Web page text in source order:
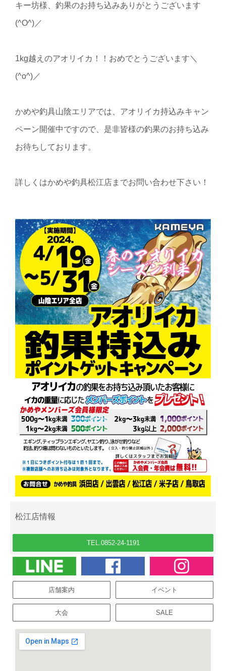
キー坊様、釣果のお持ち込みありがとうございます
(^O^)／
1kg越えのアオリイカ！！おめでとうございます＼
(^o^)／
かめや釣具山陰エリアでは、アオリイカ持込みキャン
ペーン開催中ですので、是非皆様の釣果のお持ち込み
お待ちしております。
詳しくはかめや釣具松江店までお問い合わせ下さい！
松江店情報
TEL.0852-24-1191
店舗案内 イベント
大会 SALE